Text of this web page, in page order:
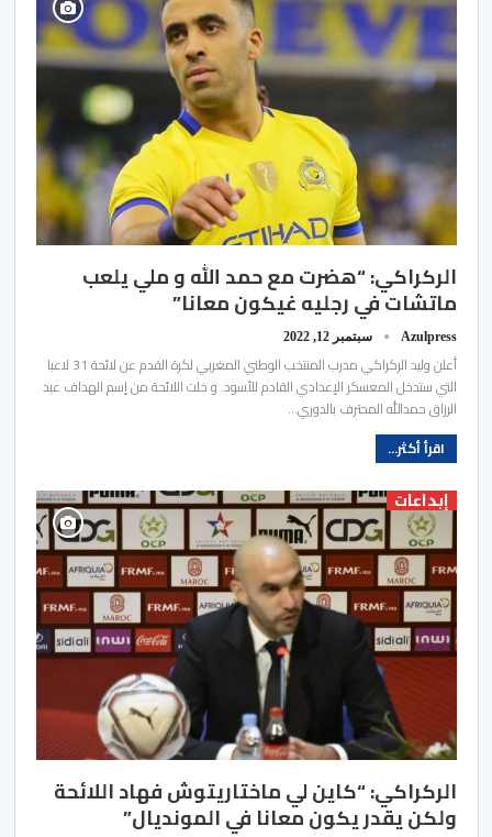
الركراكي: “هضرت مع حمد الله و ملي يلعب
ماتشات في رجليه غيكون معانا”
Azulpress سبتمبر 12, 2022
أعلن وليد الركراكي مدرب المنتخب الوطني المغربي لكرة القدم عن لائحة 31 لاعبا
التي ستدخل المعسكر الإعدادي القادم للأسود. و خلت اللائحة من إسم الهداف عبد
الرزاق حمدالله المحترف بالدوري…
اقرأ أكثر...
إبداعات
الركراكي: “كاين لي ماختاريتوش فهاد اللائحة
ولكن يقدر يكون معانا في المونديال”